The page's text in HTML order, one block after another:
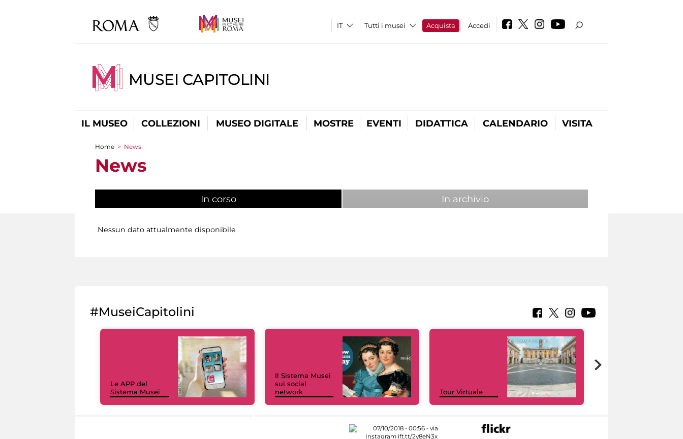
Tutti i musei Acquista Accedi
MUSEI CAPITOLINI
IL MUSEO COLLEZIONI MUSEO DIGITALE MOSTRE EVENTI DIDATTICA CALENDARIO VISITA
Tu sei qui
Home > News
News
In corso(scheda attiva) In archivio
Nessun dato attualmente disponibile
#MuseiCapitolini
Le APP del
Sistema Musei
Il Sistema Musei
sui social
network
Tour Virtuale